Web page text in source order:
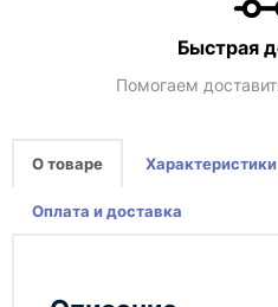
Быстрая
Помогаем
О товаре Характеристики
Оплата и доставка